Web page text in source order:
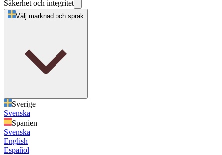
Säkerhet och integritet
Välj marknad och språk
Sverige
Svenska
Spanien
Svenska
English
Español